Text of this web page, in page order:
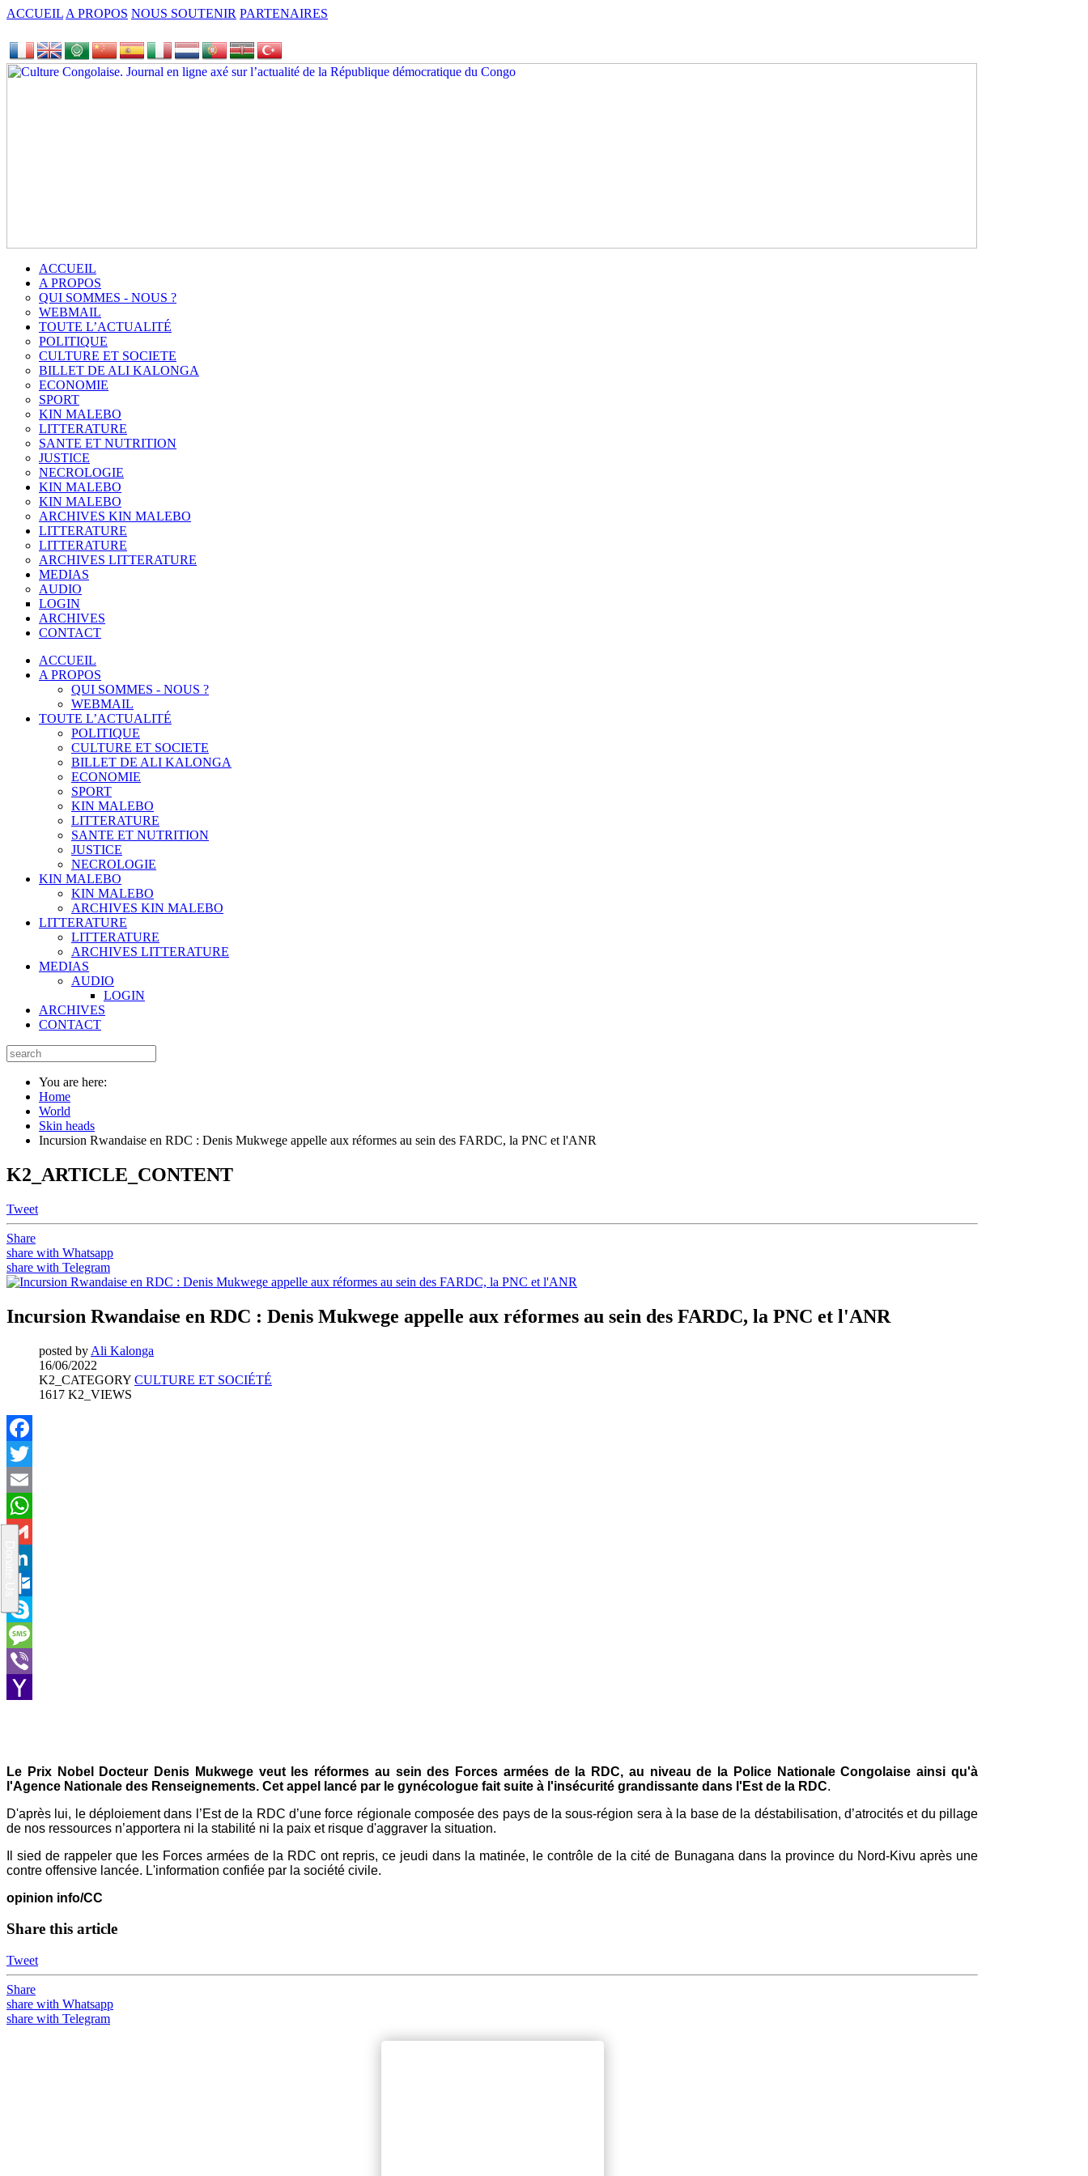
ACCUEIL A PROPOS NOUS SOUTENIR PARTENAIRES
ACCUEIL
A PROPOS
QUI SOMMES - NOUS ?
WEBMAIL
TOUTE L’ACTUALITÉ
POLITIQUE
CULTURE ET SOCIETE
BILLET DE ALI KALONGA
ECONOMIE
SPORT
KIN MALEBO
LITTERATURE
SANTE ET NUTRITION
JUSTICE
NECROLOGIE
KIN MALEBO
KIN MALEBO
ARCHIVES KIN MALEBO
LITTERATURE
LITTERATURE
ARCHIVES LITTERATURE
MEDIAS
AUDIO
LOGIN
ARCHIVES
CONTACT
ACCUEIL
A PROPOS
QUI SOMMES - NOUS ?
WEBMAIL
TOUTE L’ACTUALITÉ
POLITIQUE
CULTURE ET SOCIETE
BILLET DE ALI KALONGA
ECONOMIE
SPORT
KIN MALEBO
LITTERATURE
SANTE ET NUTRITION
JUSTICE
NECROLOGIE
KIN MALEBO
KIN MALEBO
ARCHIVES KIN MALEBO
LITTERATURE
LITTERATURE
ARCHIVES LITTERATURE
MEDIAS
AUDIO
LOGIN
ARCHIVES
CONTACT
You are here:
Home
World
Skin heads
Incursion Rwandaise en RDC : Denis Mukwege appelle aux réformes au sein des FARDC, la PNC et l'ANR
K2_ARTICLE_CONTENT
Tweet
Share
share with Whatsapp
share with Telegram
Incursion Rwandaise en RDC : Denis Mukwege appelle aux réformes au sein des FARDC, la PNC et l'ANR
posted by Ali Kalonga
16/06/2022
K2_CATEGORY CULTURE ET SOCIÉTÉ
1617 K2_VIEWS
Facebook
Twitter
Email
WhatsApp
Gmail
LinkedIn
Outlook.com
Skype
Message
Viber
Le Prix Nobel Docteur Denis Mukwege veut les réformes au sein des Forces armées de la RDC, au niveau de la Police Nationale Congolaise ainsi qu'à
l'Agence Nationale des Renseignements. Cet appel lancé par le gynécologue fait suite à l'insécurité grandissante dans l'Est de la RDC.
D'après lui, le déploiement dans l’Est de la RDC d’une force régionale composée des pays de la sous-région sera à la base de la déstabilisation, d’atrocités et du pillage
de nos ressources n’apportera ni la stabilité ni la paix et risque d'aggraver la situation.
Il sied de rappeler que les Forces armées de la RDC ont repris, ce jeudi dans la matinée, le contrôle de la cité de Bunagana dans la province du Nord-Kivu après une
contre offensive lancée. L'information confiée par la société civile.
opinion info/CC
Share this article
Tweet
Share
share with Whatsapp
share with Telegram